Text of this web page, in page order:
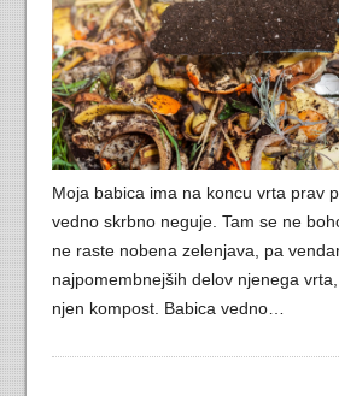
Moja babica ima na koncu vrta prav
vedno skrbno neguje. Tam se ne
ne raste nobena zelenjava, pa
najpomembnejših delov njenega
njen kompost. Babica vedno…